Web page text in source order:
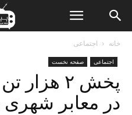
خانه اجتماعی
اجتماعی صفحه نخست
پخش ۲
در معابر شهری